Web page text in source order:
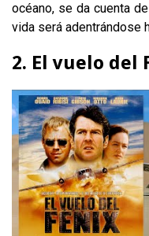
océano, se da cuenta
vida será adentrándose
2. El vuelo del